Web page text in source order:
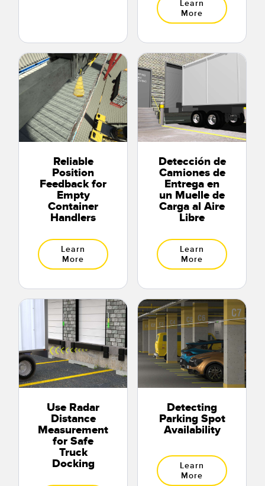
Learn
More
Reliable
Position
Feedback for
Empty
Container
Handlers
Learn
More
Detección de
Camiones de
Entrega en
un Muelle de
Carga al Aire
Libre
Learn
More
Use Radar
Distance
Measurement
for Safe
Truck
Docking
Detecting
Parking Spot
Availability
Learn
More